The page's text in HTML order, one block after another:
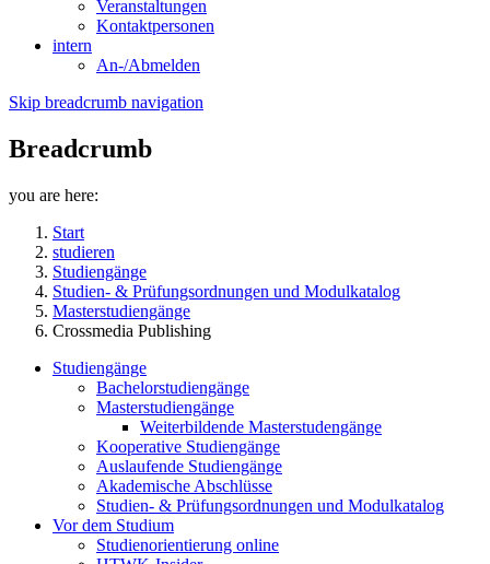
Veranstaltungen
Kontaktpersonen
intern
An-/Abmelden
Skip breadcrumb navigation
Breadcrumb
you are here:
Start
studieren
Studiengänge
Studien- & Prüfungsordnungen und Modulkatalog
Masterstudiengänge
Crossmedia Publishing
Studiengänge
Bachelorstudiengänge
Masterstudiengänge
Weiterbildende Masterstudengänge
Kooperative Studiengänge
Auslaufende Studiengänge
Akademische Abschlüsse
Studien- & Prüfungsordnungen und Modulkatalog
Vor dem Studium
Studienorientierung online